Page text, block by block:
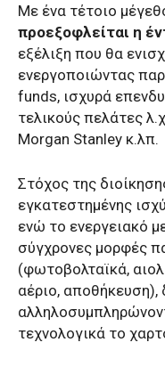
Με ένα τέτοιο
προεξοφλείται η
εξέλιξη που θα
ενεργοποιώντας
funds, ισχυρά
τελικούς πελάτες
Morgan Stanley κ.λπ.
Στόχος της
εγκατεστημένης
ενώ το ενεργειακό
σύγχρονες μορφές
(φωτοβολταϊκά,
αέριο,
τεχνολογικά το